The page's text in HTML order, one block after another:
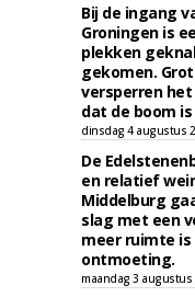
Bij de ingang
Groningen is
plekken
gekomen.
versperren
dat de boom
dinsdag 4 augustus
De
en relatief
Middelburg
slag met een
meer ruimte is
ontmoeting.
maandag 3 augustus